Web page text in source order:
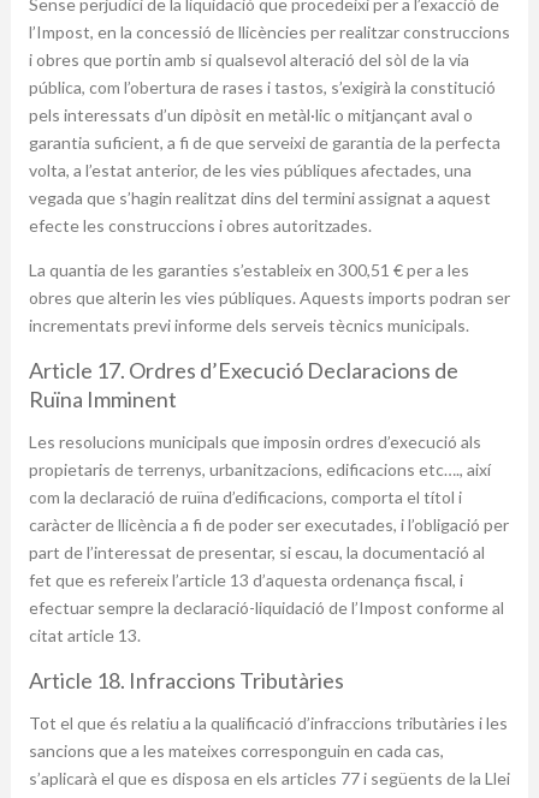
Sense perjudici de la liquidació que procedeixi per a l’exacció de
l’Impost, en la concessió de llicències per realitzar construccions
i obres que portin amb si qualsevol alteració del sòl de la via
pública, com l’obertura de rases i tastos, s’exigirà la constitució
pels interessats d’un dipòsit en metàl·lic o mitjançant aval o
garantia suficient, a fi de que serveixi de garantia de la perfecta
volta, a l’estat anterior, de les vies públiques afectades, una
vegada que s’hagin realitzat dins del termini assignat a aquest
efecte les construccions i obres autoritzades.
La quantia de les garanties s’estableix en 300,51 € per a les
obres que alterin les vies públiques. Aquests imports podran ser
incrementats previ informe dels serveis tècnics municipals.
Article 17. Ordres d’Execució Declaracions de
Ruïna Imminent
Les resolucions municipals que imposin ordres d’execució als
propietaris de terrenys, urbanitzacions, edificacions etc…., així
com la declaració de ruïna d’edificacions, comporta el títol i
caràcter de llicència a fi de poder ser executades, i l’obligació per
part de l’interessat de presentar, si escau, la documentació al
fet que es refereix l’article 13 d’aquesta ordenança fiscal, i
efectuar sempre la declaració-liquidació de l’Impost conforme al
citat article 13.
Article 18. Infraccions Tributàries
Tot el que és relatiu a la qualificació d’infraccions tributàries i les
sancions que a les mateixes corresponguin en cada cas,
s’aplicarà el que es disposa en els articles 77 i següents de la Llei